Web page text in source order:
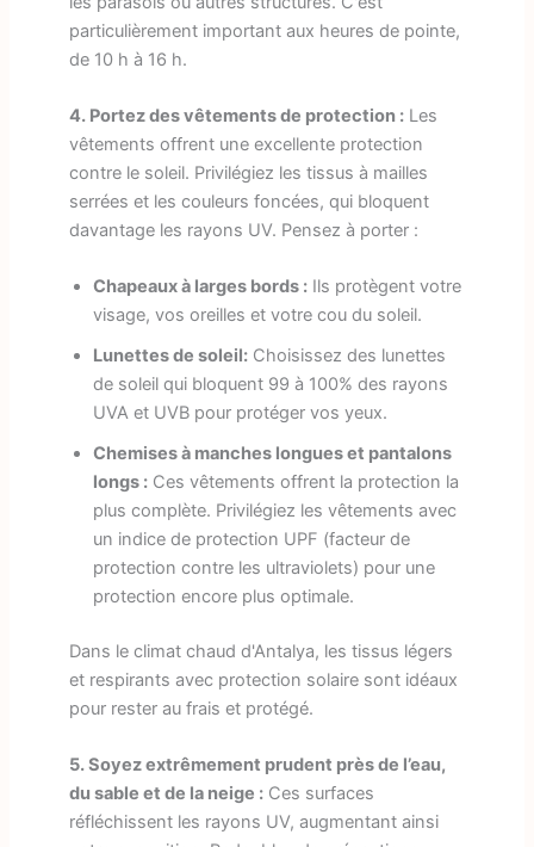
particulièrement important aux heures de pointe,
de 10 h à 16 h.
4. Portez des vêtements de protection :Les
vêtements offrent une excellente protection
contre le soleil. Privilégiez les tissus à mailles
serrées et les couleurs foncées, qui bloquent
davantage les rayons UV. Pensez à porter :
Chapeaux à larges bords :Ils protègent votre
visage, vos oreilles et votre cou du soleil.
Lunettes de soleil:Choisissez des lunettes
de soleil qui bloquent 99 à 100% des rayons
UVA et UVB pour protéger vos yeux.
Chemises à manches longues et pantalons
longs :Ces vêtements offrent la protection la
plus complète. Privilégiez les vêtements avec
un indice de protection UPF (facteur de
protection contre les ultraviolets) pour une
protection encore plus optimale.
Dans le climat chaud d'Antalya, les tissus légers
et respirants avec protection solaire sont idéaux
pour rester au frais et protégé.
5. Soyez extrêmement prudent près de l’eau,
du sable et de la neige :Ces surfaces
réfléchissent les rayons UV, augmentant ainsi